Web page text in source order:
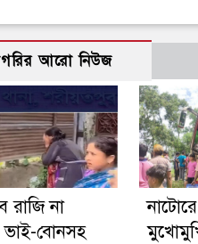
আরো নিউজ
রাজি না
ভাই-বোনসহ